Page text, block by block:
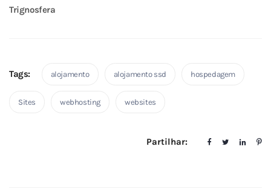
Trignosfera
Tags: alojamento alojamento ssd hospedagem
Sites webhosting websites
Partilhar: